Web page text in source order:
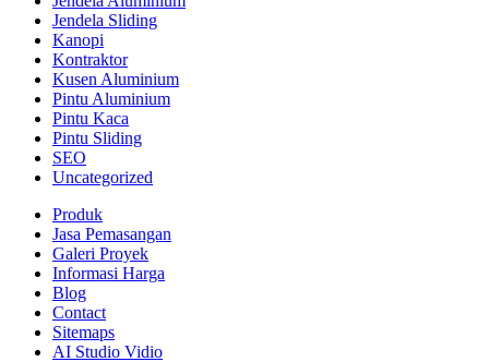
Jendela Sliding
Kanopi
Kontraktor
Kusen Aluminium
Pintu Aluminium
Pintu Kaca
Pintu Sliding
SEO
Uncategorized
Produk
Jasa Pemasangan
Galeri Proyek
Informasi Harga
Blog
Contact
Sitemaps
AI Studio Vidio